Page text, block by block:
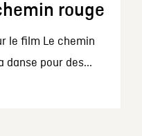
rouge
le film Le chemin
danse pour des...